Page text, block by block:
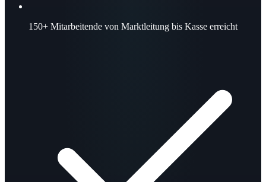
150+ Mitarbeitende von Marktleitung bis Kasse erreicht